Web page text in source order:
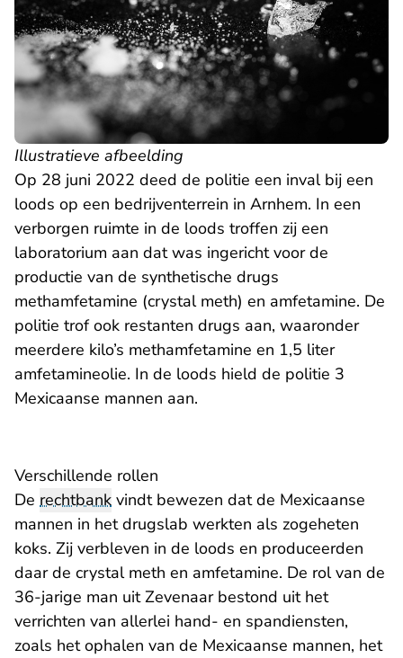
Illustratieve afbeelding
Op 28 juni 2022 deed de politie een inval bij een
loods op een bedrijventerrein in Arnhem. In een
verborgen ruimte in de loods troffen zij een
laboratorium aan dat was ingericht voor de
productie van de synthetische drugs
methamfetamine (crystal meth) en amfetamine. De
politie trof ook restanten drugs aan, waaronder
meerdere kilo’s methamfetamine en 1,5 liter
amfetamineolie. In de loods hield de politie 3
Mexicaanse mannen aan.
Verschillende rollen
De rechtbank vindt bewezen dat de Mexicaanse
mannen in het drugslab werkten als zogeheten
koks. Zij verbleven in de loods en produceerden
daar de crystal meth en amfetamine. De rol van de
36-jarige man uit Zevenaar bestond uit het
verrichten van allerlei hand- en spandiensten,
zoals het ophalen van de Mexicaanse mannen, het